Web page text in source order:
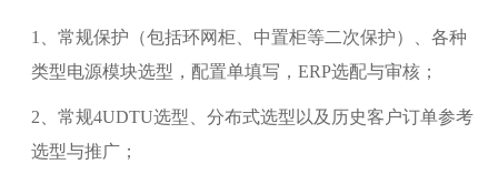
1、常规保护（包括环网柜、中置柜等二次保护）、各种
类型电源模块选型，配置单填写，ERP选配与审核；
2、常规4UDTU选型、分布式选型以及历史客户订单参考
选型与推广；